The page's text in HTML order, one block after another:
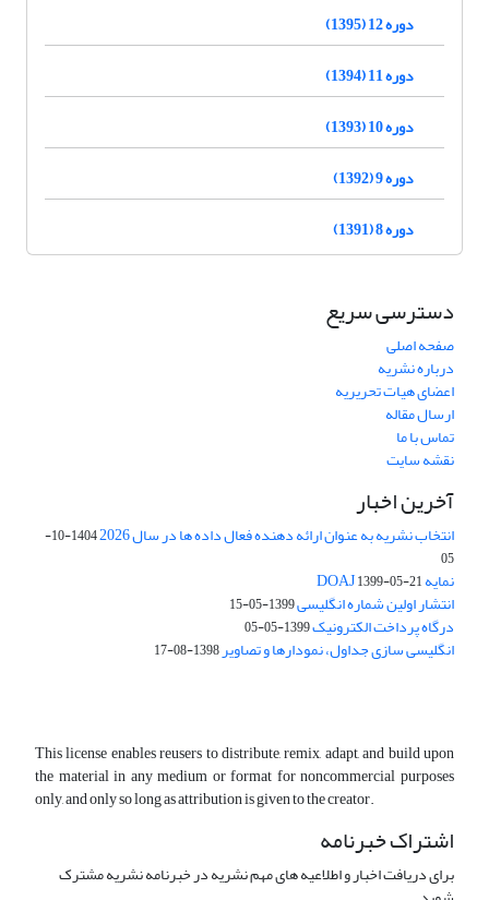
دوره 12 (1395)
دوره 11 (1394)
دوره 10 (1393)
دوره 9 (1392)
دوره 8 (1391)
دسترسی سریع
صفحه اصلی
درباره نشریه
اعضای هیات تحریریه
ارسال مقاله
تماس با ما
نقشه سایت
آخرین اخبار
انتخاب نشریه به عنوان ارائه دهنده فعال داده ها در سال 2026
1404-10-
05
نمایه DOAJ1399-05-21
انتشار اولین شماره انگلیسی1399-05-15
درگاه پرداخت الکترونیک1399-05-05
انگلیسی سازی جداول، نمودارها و تصاویر1398-08-17
This license enables reusers to distribute, remix, adapt, and build upon
the material in any medium or format for noncommercial purposes
only, and only so long as attribution is given to the creator.
اشتراک خبرنامه
برای دریافت اخبار و اطلاعیه های مهم نشریه در خبرنامه نشریه مشترک